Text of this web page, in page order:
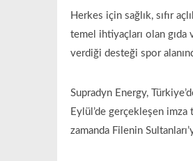
Herkes için sağlık, sıfır
temel ihtiyaçları olan gıda
verdiği desteği spor
Supradyn Energy,
Eylül’de gerçekleşen
zamanda Filenin